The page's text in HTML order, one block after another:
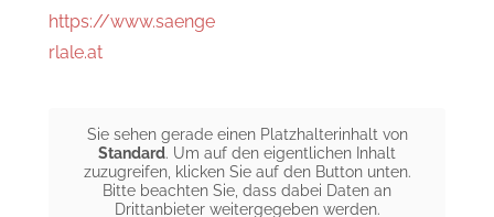
https://www.saenge
rlale.at
Sie sehen gerade einen Platzhalterinhalt von
Standard. Um auf den eigentlichen Inhalt
zuzugreifen, klicken Sie auf den Button unten.
Bitte beachten Sie, dass dabei Daten an
Drittanbieter weitergegeben werden.